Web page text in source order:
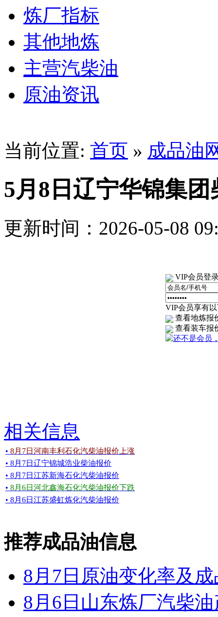
炼厂指标
其他地炼
主营汽柴油
原油资讯
当前位置: 首页 » 成品油
5月8日辽宁华锦集团
更新时间：2026-05-08
VIP会员登
VIP会员享有
查看地炼报
查看装车报
相关信息
• 8月7日河南丰利石化汽柴油报价上涨
• 8月7日辽宁锦城浩业柴油报价
• 8月7日江苏新海石化汽柴油报价
• 8月6日河北鑫海石化汽柴油报价下跌
• 8月6日江苏盛虹炼化汽柴油报价
推荐成品油信息
8月7日原油变化率及
8月6日山东炼厂汽柴